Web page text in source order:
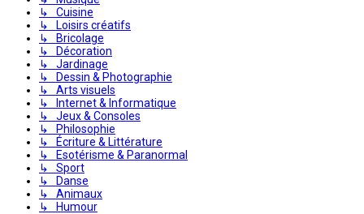
↳ Cuisine
↳ Loisirs créatifs
↳ Bricolage
↳ Décoration
↳ Jardinage
↳ Dessin & Photographie
↳ Arts visuels
↳ Internet & Informatique
↳ Jeux & Consoles
↳ Philosophie
↳ Écriture & Littérature
↳ Esotérisme & Paranormal
↳ Sport
↳ Danse
↳ Animaux
↳ Humour